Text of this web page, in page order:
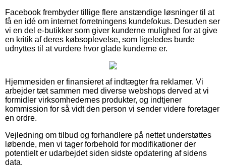
Facebook frembyder tillige flere anstændige løsninger til at
få en idé om internet forretningens kundefokus. Desuden ser
vi en del e-butikker som giver kunderne mulighed for at give
en kritik af deres købsoplevelse, som ligeledes burde
udnyttes til at vurdere hvor glade kunderne er.
Hjemmesiden er finansieret af indtægter fra reklamer. Vi
arbejder tæt sammen med diverse webshops derved at vi
formidler virksomhedernes produkter, og indtjener
kommission for så vidt den person vi sender videre foretager
en ordre.
Vejledning om tilbud og forhandlere på nettet understøttes
løbende, men vi tager forbehold for modifikationer der
potentielt er udarbejdet siden sidste opdatering af sidens
data.